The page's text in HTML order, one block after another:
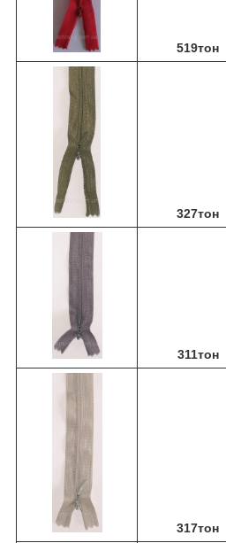
519тон
327тон
311тон
317тон